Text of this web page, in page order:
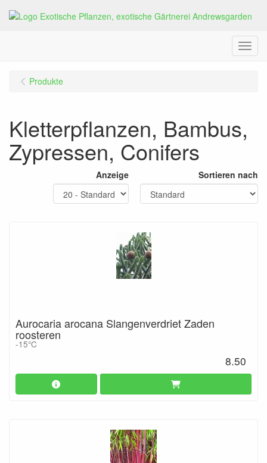
Menu
Produkte
Kletterpflanzen, Bambus,
Zypressen, Conifers
Anzeige Sortieren nach
Aurocaria arocana Slangenverdriet Zaden
roosteren
-15°C
8.50